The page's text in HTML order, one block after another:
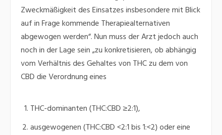
Zweckmäßigkeit des Einsatzes insbesondere mit Blick
auf in Frage kommende Therapiealternativen
abgewogen werden“. Nun muss der Arzt jedoch auch
noch in der Lage sein „zu konkretisieren, ob abhängig
vom Verhältnis des Gehaltes von THC zu dem von
CBD die Verordnung eines
THC-dominanten (THC:CBD ≥2:1),
ausgewogenen (THC:CBD <2:1 bis 1:<2) oder eine